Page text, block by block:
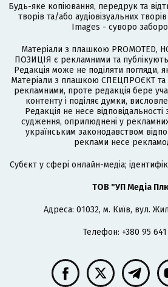
Будь-яке копіювання, передрук та
творів та/або аудіовізуальних
Images - суворо
Матеріали з плашкою
ПОЗИЦІЯ є рекламними та
Редакція може не поділяти погляди,
Матеріали з плашкою СПЕЦПРОЄКТ
рекламними, проте редакція бере
контенту і поділяє думки,
Редакція не несе відповідальності
судження, оприлюднені у рекламних
українським законодавством
реклами несе
Cубєкт у сфері онлайн-медіа;
ТОВ "УП Медіа
Адреса: 01032, м. Київ, вул.
Телефон: +380 95 641